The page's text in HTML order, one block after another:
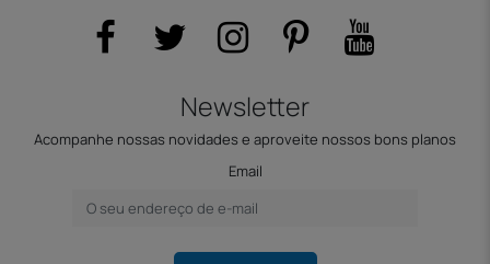
Newsletter
Acompanhe nossas novidades e aproveite nossos bons planos
Email